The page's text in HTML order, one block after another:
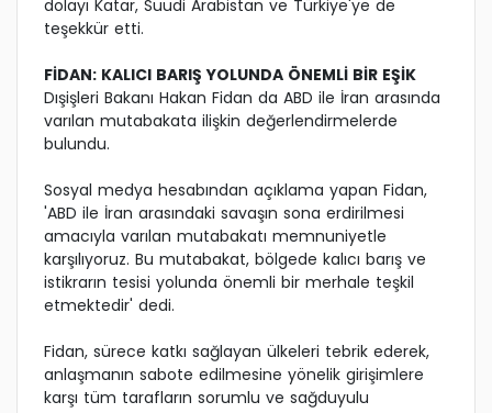
dolayı Katar, Suudi Arabistan ve Türkiye'ye de
teşekkür etti.
FİDAN: KALICI BARIŞ YOLUNDA ÖNEMLİ BİR EŞİK
Dışişleri Bakanı Hakan Fidan da ABD ile İran arasında
varılan mutabakata ilişkin değerlendirmelerde
bulundu.
Sosyal medya hesabından açıklama yapan Fidan,
'ABD ile İran arasındaki savaşın sona erdirilmesi
amacıyla varılan mutabakatı memnuniyetle
karşılıyoruz. Bu mutabakat, bölgede kalıcı barış ve
istikrarın tesisi yolunda önemli bir merhale teşkil
etmektedir' dedi.
Fidan, sürece katkı sağlayan ülkeleri tebrik ederek,
anlaşmanın sabote edilmesine yönelik girişimlere
karşı tüm tarafların sorumlu ve sağduyulu